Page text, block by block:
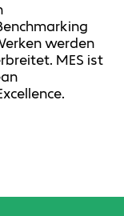
werden
MES ist